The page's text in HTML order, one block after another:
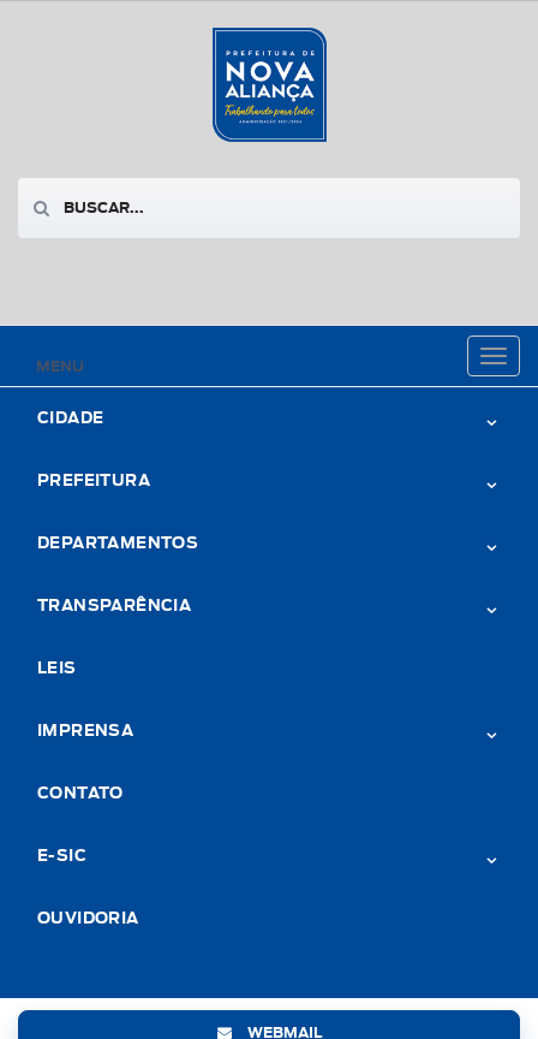
MENU
Toggle
CIDADE
PREFEITURA
DEPARTAMENTOS
TRANSPARÊNCIA
LEIS
IMPRENSA
CONTATO
E-SIC
OUVIDORIA
WEBMAIL